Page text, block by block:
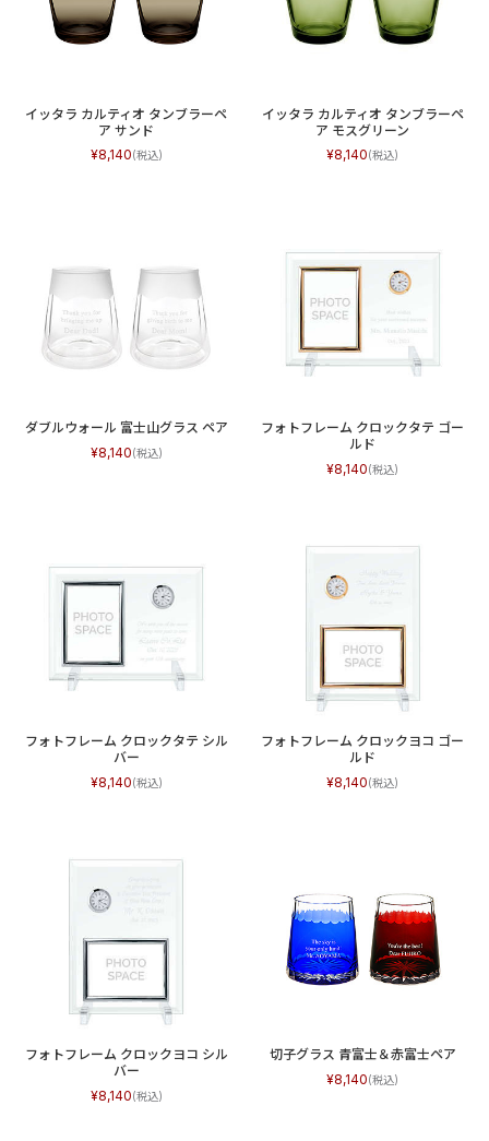
イッタラ カルティオ タンブラーペ
ア サンド
8,140
イッタラ カルティオ タンブラーペ
ア モスグリーン
8,140
ダブルウォール 富士山グラス ペア
8,140
フォトフレーム クロックタテ ゴー
ルド
8,140
フォトフレーム クロックタテ シル
バー
8,140
フォトフレーム クロックヨコ ゴー
ルド
8,140
フォトフレーム クロックヨコ シル
バー
8,140
切子グラス 青富士＆赤富士ペア
8,140